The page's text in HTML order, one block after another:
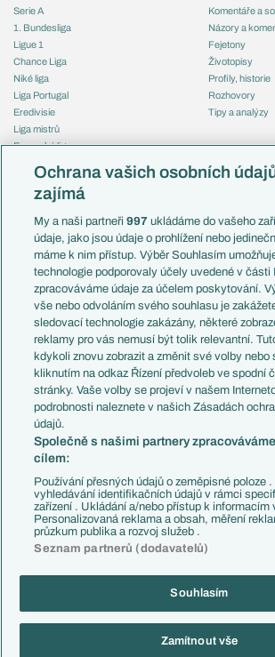
Serie A
1. Bundesliga
Ligue 1
Chance Liga
Niké liga
Liga Portugal
Eredivisie
Liga mistrů
Evropská liga
Mistrovství světa
Liga národů
Témata
Představení týmů MS
EuroSkauting
PL v kostce
Evropské koeficienty
Přestupy
Přestupové spekulace
Zranění
Kluby
Arsenal FC
Chelsea FC
Manchester United
AC Milán
Juventus FC
Bayern Mnichov
FC Barcelona
Real Madrid
Komentáře a
Názory a
Fejetony
Životopisy
Profily, historie
Rozhovory
Tipy a analýzy
Česko
Francie
Itálie
Německo
Španělsko
Argentina
Brazílie
Přestupy
Zápasy
Livescore
Tipovací soutěž
Copyright © 2001-2026 EuroFotbal.cz. Využíváme
Informace o zpracování osobních
Ochrana vašich osobních
zajímá
My a naši partneři997 ukládáme do vašeho
údaje, jako jsou údaje o prohlížení nebo
máme k nim přístup. Výběr Souhlasím
technologie podporovaly účely uvedené v části
zpracováváme údaje za účelem poskytování.
vše nebo odvoláním svého souhlasu je
sledovací technologie zakázány, některé
reklamy pro vás nemusí být tolik relevantní.
kdykoli znovu zobrazit a změnit své volby nebo
kliknutím na odkaz Řízení předvoleb ve spodní
stránky. Vaše volby se projeví v našem
podrobnosti naleznete v našich Zásadách
údajů.
Společně s našimi partnery
cílem:
Používání přesných údajů o zeměpisné poloze
vyhledávání identifikačních údajů v rámci
zařízení . Ukládání a/nebo přístup k informacím
Personalizovaná reklama a obsah, měření
průzkum publika a rozvoj služeb .
Seznam partnerů (dodavatelů)
Souhlasím
Zamítnout vše